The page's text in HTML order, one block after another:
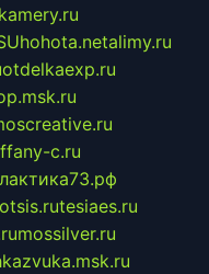
hohota.netalimy.ru
otdelkaexp.ru
c.ru
tesiaes.ru
mossilver.ru